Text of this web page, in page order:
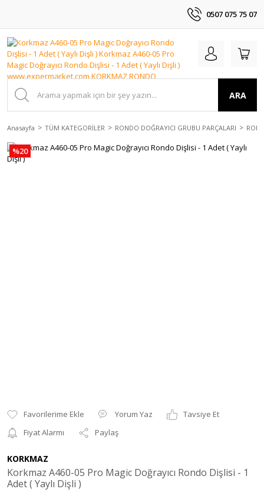
0507 075 75 07
ARA
Anasayfa TÜM KATEGORİLER RONDO DOĞRAYICI GRUBU PARÇALARI
%20
Yorum Yaz
Tavsiye Et
Fiyat Alarmı
Paylaş
KORKMAZ
Korkmaz A460-05 Pro Magic Doğrayıcı Rondo Dişlisi - 1
Adet ( Yaylı Dişli )